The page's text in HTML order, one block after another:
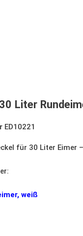
Liter
ED10221
für 30 Liter Eimer
weiß